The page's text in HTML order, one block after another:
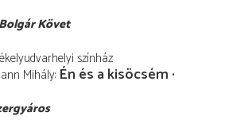
Bolgár Követ
színház
Mihály Én és a kisöcsém